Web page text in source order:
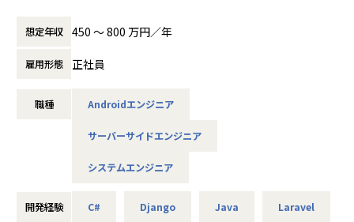
※スキルアップを目的に、相談しながらプロジェクトを移る
こともあります。
＜開発実績＞
＜開発言語＞
※Web系と業務系の案件は約5:5の比率のため、意向に合わ
※希望する言語がありましたらお知らせください
◆プロジェクト例
想定年収 450 〜 800 万円／年
雇用形態 正社員
職種 Androidエンジニア
サーバーサイドエンジニア
システムエンジニア
開発経験 C# Django Java Laravel